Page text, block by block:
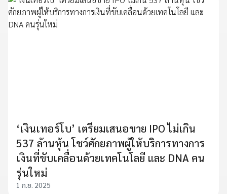
‘เงินเทอร์โบ’ เตรียมเสนอขาย IPO ไม่เกิน
537 ล้านหุ้น โชว์ศักยภาพผู้ให้บริการทางการ
เงินที่ขับเคลื่อนด้วยเทคโนโลยี และ DNA คน
รุ่นใหม่
1 ก.ย. 2025